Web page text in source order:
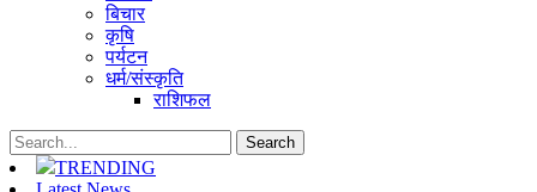
बिचार
कृषि
पर्यटन
धर्म/संस्कृति
राशिफल
TRENDING